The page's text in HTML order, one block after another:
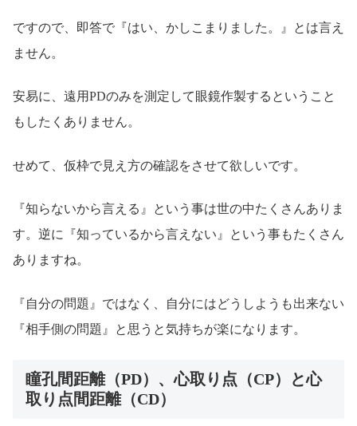
ですので、即答で『はい、かしこまりました。』とは言え
ません。
安易に、遠用PDのみを測定して眼鏡作製するということ
もしたくありません。
せめて、仮枠で見え方の確認をさせて欲しいです。
『知らないから言える』という事は世の中たくさんありま
す。逆に『知っているから言えない』という事もたくさん
ありますね。
『自分の問題』ではなく、自分にはどうしようも出来ない
『相手側の問題』と思うと気持ちが楽になります。
瞳孔間距離（PD）、心取り点（CP）と心
取り点間距離（CD）